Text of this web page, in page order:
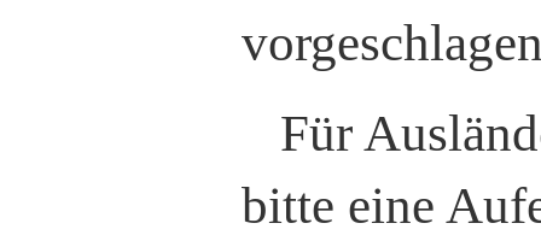
Für
bitte eine